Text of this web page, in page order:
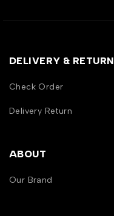
DELIVERY & RETURN
Check Order
Delivery Return
ABOUT
Our Brand